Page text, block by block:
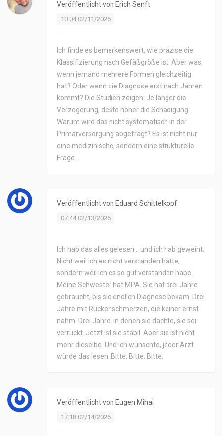
Veröffentlicht von Erich Senft
10:04 02/11/2026
Ich finde es bemerkenswert, wie präzise die
Klassifizierung nach Gefäßgröße ist. Aber was,
wenn jemand mehrere Formen gleichzeitig
hat? Oder wenn die Diagnose erst nach Jahren
kommt? Die Studien zeigen: Je länger die
Verzögerung, desto höher die Schädigung.
Warum wird das nicht systematisch in der
Primärversorgung abgefragt? Es ist nicht nur
eine medizinische, sondern eine strukturelle
Frage.
Veröffentlicht von Eduard Schittelkopf
07:44 02/13/2026
Ich hab das alles gelesen... und ich hab geweint.
Nicht weil ich es nicht verstanden hätte,
sondern weil ich es so gut verstanden habe.
Meine Schwester hat MPA. Sie hat drei Jahre
gebraucht, bis sie endlich Diagnose bekam. Drei
Jahre mit Rückenschmerzen, die keiner ernst
nahm. Drei Jahre, in denen sie dachte, sie sei
verrückt. Jetzt ist sie stabil. Aber sie ist nicht
mehr dieselbe. Und ich wünschte, jeder Arzt
würde das lesen. Bitte. Bitte. Bitte.
Veröffentlicht von Eugen Mihai
17:18 02/14/2026